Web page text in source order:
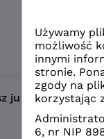
już konto?